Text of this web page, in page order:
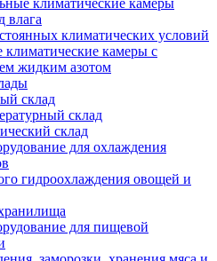
климатические камеры
влага
климатических условий
камеры с
жидким азотом
склад
склад
склад
для охлаждения
гидроохлаждения овощей и
для пищевой